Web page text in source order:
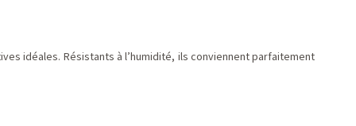
idéales. Résistants à l’humidité, ils conviennent parfaitement